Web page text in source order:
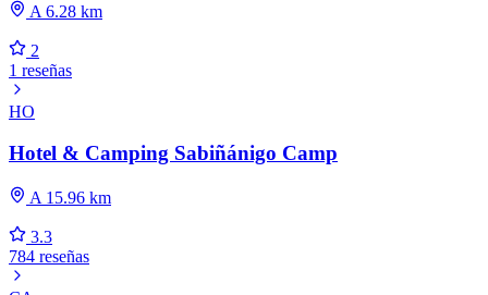
A 6.28 km
2
1 reseñas
HO
Hotel & Camping Sabiñánigo Camp
A 15.96 km
3.3
784 reseñas